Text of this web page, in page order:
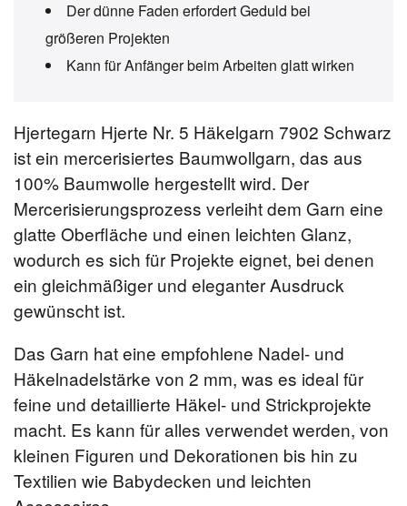
Hjertegarn Hjerte Nr. 5 Häkelgarn 7902 Schwarz
ist ein mercerisiertes Baumwollgarn, das aus
100% Baumwolle hergestellt wird. Der
Mercerisierungsprozess verleiht dem Garn eine
glatte Oberfläche und einen leichten Glanz,
wodurch es sich für Projekte eignet, bei denen
ein gleichmäßiger und eleganter Ausdruck
gewünscht ist.
Das Garn hat eine empfohlene Nadel- und
Häkelnadelstärke von 2 mm, was es ideal für
feine und detaillierte Häkel- und Strickprojekte
macht. Es kann für alles verwendet werden, von
kleinen Figuren und Dekorationen bis hin zu
Textilien wie Babydecken und leichten
Der dünne Faden erfordert Geduld bei
größeren Projekten
Kann für Anfänger beim Arbeiten glatt wirken